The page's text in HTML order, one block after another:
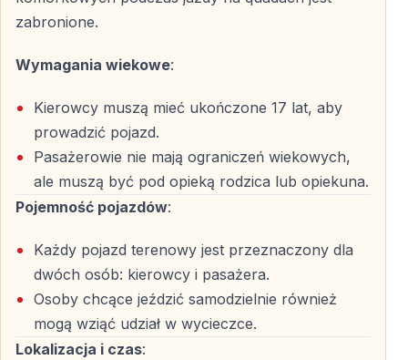
Wycieczka przeznaczona jest dla osób indywidualnych,
zobaczyć inną stronę Turcji.
Safari quadami nie jest zalecane dla kobiet w ciąży oraz
osób z poważnymi problemami kręgosłupa lub stawów.
Safari quadami w Kemer to jedna z najchętniej
wybieranych aktywności plenerowych w regionie. Z
uwagi na duże zainteresowanie, szczególnie w sezonie
turystycznym, zaleca się wcześniejszą rezerwację.
zabronione.
Wymagania wiekowe:
Kierowcy muszą mieć ukończone 17 lat, aby
prowadzić pojazd.
Pasażerowie nie mają ograniczeń wiekowych,
ale muszą być pod opieką rodzica lub opiekuna.
Pojemność pojazdów:
Każdy pojazd terenowy jest przeznaczony dla
dwóch osób: kierowcy i pasażera.
Osoby chcące jeździć samodzielnie również
mogą wziąć udział w wycieczce.
Lokalizacja i czas: